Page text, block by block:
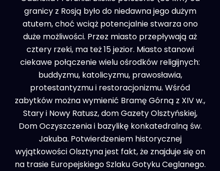
granicy z Rosją było do niedawna jego dużym
atutem, choć wciąż potencjalnie stwarza ono
duże możliwości. Przez miasto przepływają aż
cztery rzeki, ma też 15 jezior. Miasto stanowi
ciekawe połączenie wielu ośrodków religijnych:
buddyzmu, katolicyzmu, prawosławia,
protestantyzmu i restoracjonizmu. Wśród
zabytków można wymienić Bramę Górną z XIV w.,
Stary i Nowy Ratusz, dom Gazety Olsztyńskiej,
Dom Oczyszczenia i bazylikę konkatedralną św.
Jakuba. Potwierdzeniem historycznej
wyjątkowości Olsztyna jest fakt, że znajduje się on
na trasie Europejskiego Szlaku Gotyku Ceglanego.